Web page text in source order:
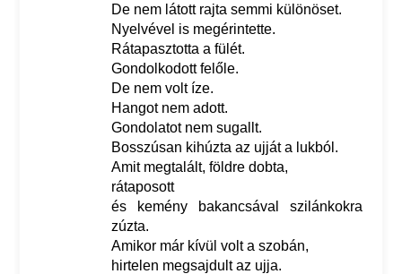
De nem látott rajta semmi különöset.
Nyelvével is megérintette.
Rátapasztotta a fülét.
Gondolkodott felőle.
De nem volt íze.
Hangot nem adott.
Gondolatot nem sugallt.
Bosszúsan kihúzta az ujját a lukból.
Amit megtalált, földre dobta,
rátaposott
és kemény bakancsával szilánkokra
zúzta.
Amikor már kívül volt a szobán,
hirtelen megsajdult az ujja.